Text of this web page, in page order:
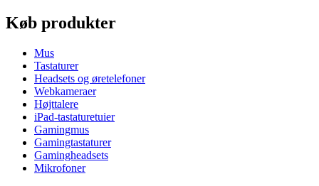
Køb produkter
Mus
Tastaturer
Headsets og øretelefoner
Webkameraer
Højttalere
iPad-tastaturetuier
Gamingmus
Gamingtastaturer
Gamingheadsets
Mikrofoner